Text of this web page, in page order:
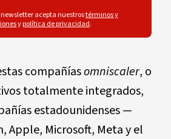
acepta nuestrostérminos y
ypolítica de privacidad.
compañíasomniscaler, o
totalmente integrados,
estadounidenses —
Apple, Microsoft, Meta y el